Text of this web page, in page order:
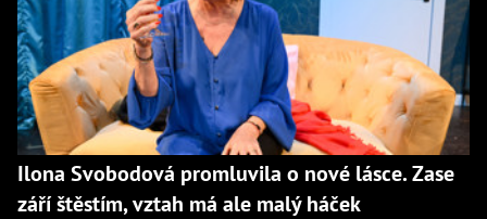
Ilona Svobodová promluvila o nové lásce. Zase
září štěstím, vztah má ale malý háček